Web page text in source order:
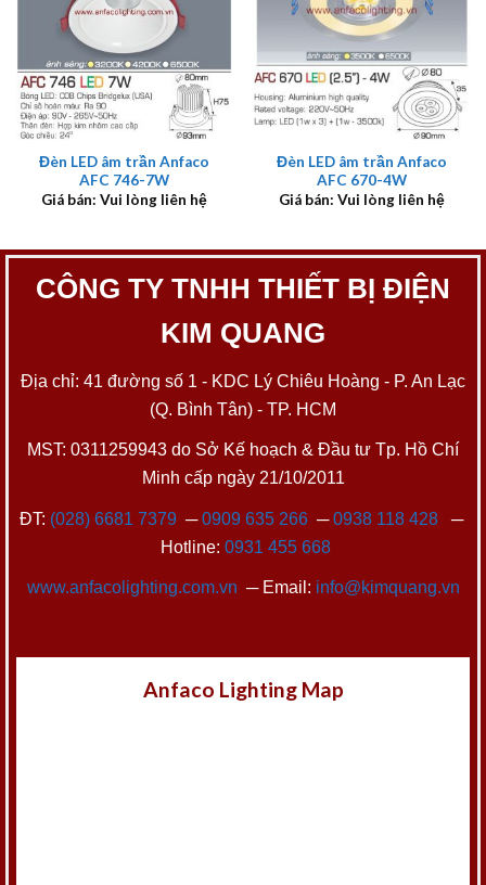
Đèn LED âm trần Anfaco
AFC 746-7W
Giá bán: Vui lòng liên hệ
Đèn LED âm trần Anfaco
AFC 670-4W
Giá bán: Vui lòng liên hệ
CÔNG TY TNHH THIẾT BỊ ĐIỆN
KIM QUANG
Địa chỉ: 41 đường số 1 - KDC Lý Chiêu Hoàng - P. An Lạc
(Q. Bình Tân) - TP. HCM
MST: 0311259943 do Sở Kế hoạch & Đầu tư Tp. Hồ Chí
Minh cấp ngày 21/10/2011
ĐT: (028) 6681 7379 ─0909 635 266─0938 118 428─
Hotline: 0931 455 668
www.anfacolighting.com.vn ─ Email: info@kimquang.vn
Anfaco Lighting Map